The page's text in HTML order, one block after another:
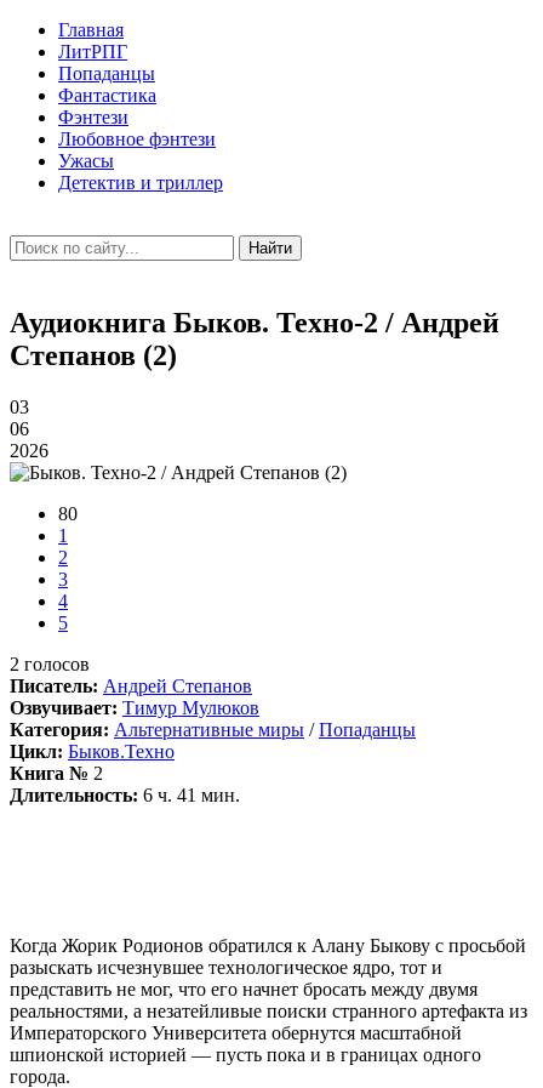
Главная
ЛитРПГ
Попаданцы
Фантастика
Фэнтези
Любовное фэнтези
Ужасы
Детектив и триллер
Найти
Аудиокнига Быков. Техно-2 / Андрей
Степанов (2)
03
06
2026
80
1
2
3
4
5
2 голосов
Писатель: Андрей Степанов
Озвучивает: Тимур Мулюков
Категория: Альтернативные миры /Попаданцы
Цикл: Быков.Техно
Книга № 2
Длительность: 6 ч. 41 мин.
Когда Жорик Родионов обратился к Алану Быкову с просьбой
разыскать исчезнувшее технологическое ядро, тот и
представить не мог, что его начнет бросать между двумя
реальностями, а незатейливые поиски странного артефакта из
Императорского Университета обернутся масштабной
шпионской историей — пусть пока и в границах одного
города.